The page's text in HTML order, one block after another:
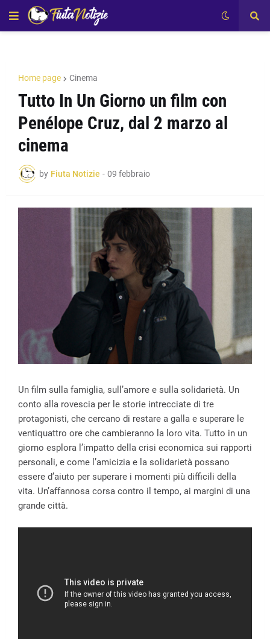
Home page Cinema
Tutto In Un Giorno un film con
Penélope Cruz, dal 2 marzo al
cinema
by Fiuta Notizie - 09 febbraio
Un film sulla famiglia, sull’amore e sulla solidarietà. Un
conto alla rovescia per le storie intrecciate di tre
protagonisti, che cercano di restare a galla e superare le
ventiquattro ore che cambieranno la loro vita. Tutto in un
giorno esplora l’impatto della crisi economica sui rapporti
personali, e come l’amicizia e la solidarietà possano
essere d’aiuto per superare i momenti più difficili della
vita. Un’affannosa corsa contro il tempo, ai margini di una
grande città.